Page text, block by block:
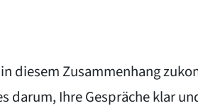
diesem Zusammenhang
darum, Ihre Gespräche klar